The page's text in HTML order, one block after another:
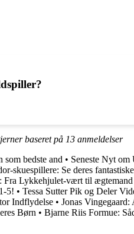
baseret på 13 anmeldelser
bedste and • Seneste Nyt
skuespillere: Se deres
Fra Lykkehjulet-vært til
5! • Tessa Sutter Pik og Deler
Indflydelse • Jonas Vingegaard:
Børn • Bjarne Riis Formue: